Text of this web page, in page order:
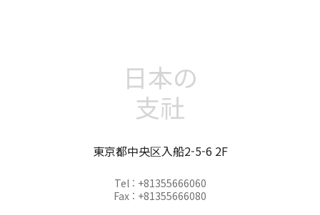
日本の
支社
東京都中央区入船2-5-6 2F
Tel : +81355666060
Fax : +81355666080